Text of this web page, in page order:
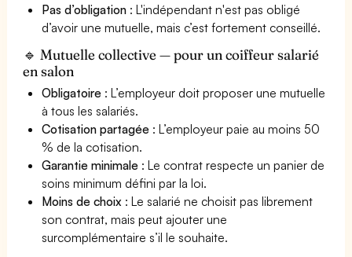
Pas d’obligation : L'indépendant n'est pas obligé
d’avoir une mutuelle, mais c’est fortement conseillé.
🔹 Mutuelle collective — pour un coiffeur salarié
en salon
Obligatoire : L’employeur doit proposer une mutuelle
à tous les salariés.
Cotisation partagée : L’employeur paie au moins 50
% de la cotisation.
Garantie minimale : Le contrat respecte un panier de
soins minimum défini par la loi.
Moins de choix : Le salarié ne choisit pas librement
son contrat, mais peut ajouter une
surcomplémentaire s’il le souhaite.